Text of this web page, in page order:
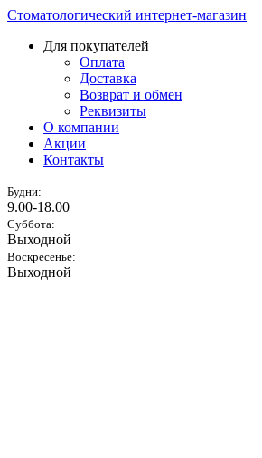
Стоматологический интернет-магазин
Для покупателей
Оплата
Доставка
Возврат и обмен
Реквизиты
О компании
Акции
Контакты
Будни:
9.00-18.00
Суббота:
Выходной
Воскресенье:
Выходной